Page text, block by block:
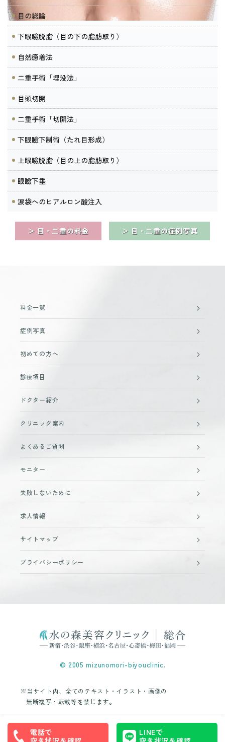
目の総論
下眼瞼脱脂（目の下の脂肪取り）
自然癒着法
二重手術「埋没法」
目頭切開
二重手術「切開法」
下眼瞼下制術（たれ目形成）
上眼瞼脱脂（目の上の脂肪取り）
眼瞼下垂
涙袋へのヒアルロン酸注入
＞ 目・二重の料金 ＞ 目・二重の症例写真
料金一覧
症例写真
初めての方へ
診療項目
ドクター紹介
クリニック案内
よくあるご質問
モニター
失敗しないために
求人情報
サイトマップ
プライバシーポリシー
© 2005 mizunomori-biyouclinic.
※当サイト内、全てのテキスト・イラスト・画像の
無断複写・転載等を禁じます。
電話で
LINEで